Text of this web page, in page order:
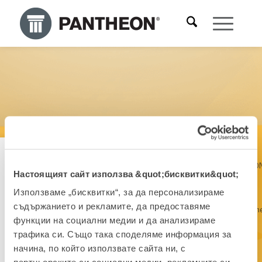
Настоящият сайт използва &quot;бисквитки&quot;
Използваме „бисквитки“, за да персонализираме
съдържанието и рекламите, да предоставяме
функции на социални медии и да анализираме
трафика си. Също така споделяме информация за
начина, по който използвате сайта ни, с
Сертифициран експерт
Pepo Piškor
ALIQUANTUM IDEA D.O.O.
Хърватия
pepo@aliquantumidea.hr
Специализиран за:
and Finance
HR
Management
Sales